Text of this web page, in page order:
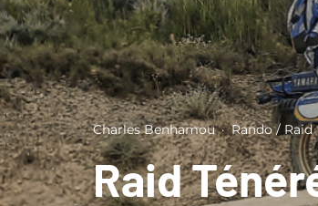
Charles Benhamou · Rando / Raid
Raid